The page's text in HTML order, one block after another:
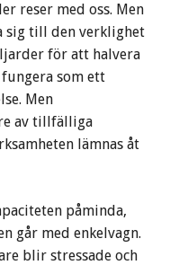
reser med oss. Men
sig till den verklighet
för att halvera
som ett
Men
av tillfälliga
lämnas åt
påminda,
går med enkelvagn.
blir stressade och